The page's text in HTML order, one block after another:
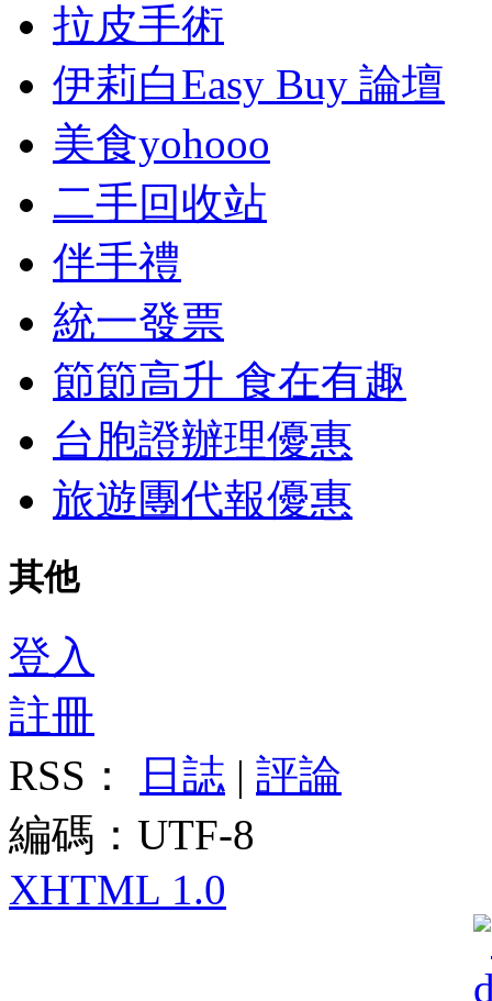
拉皮手術
伊莉白Easy Buy 論壇
美食yohooo
二手回收站
伴手禮
統一發票
節節高升 食在有趣
台胞證辦理優惠
旅遊團代報優惠
其他
登入
註冊
RSS：
日誌 | 評論
編碼：UTF-8
XHTML 1.0